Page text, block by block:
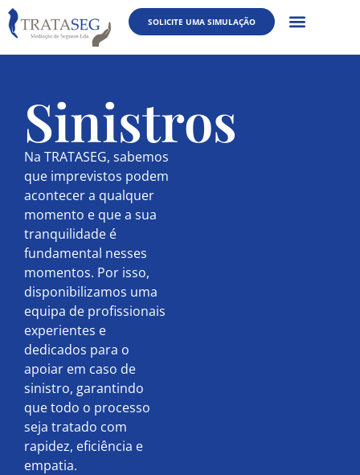
SOLICITE UMA SIMULAÇÃO
Sinistros
Na TRATASEG, sabemos
que imprevistos podem
acontecer a qualquer
momento e que a sua
tranquilidade é
fundamental nesses
momentos. Por isso,
disponibilizamos uma
equipa de profissionais
experientes e
dedicados para o
apoiar em caso de
sinistro, garantindo
que todo o processo
seja tratado com
rapidez, eficiência e
empatia.